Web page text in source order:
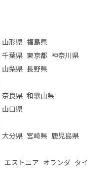
山形県 福島県
千葉県 東京都 神奈川県
山梨県 長野県
奈良県 和歌山県
山口県
大分県 宮崎県 鹿児島県
エストニア オランダ タイ